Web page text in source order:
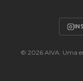
© 2026 AIVA. Uma